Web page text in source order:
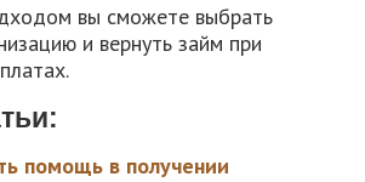
вы сможете выбрать
и вернуть займ при
помощь в получении